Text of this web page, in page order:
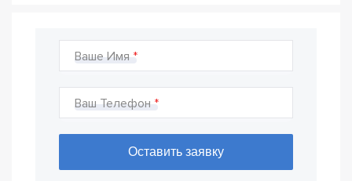
Ваше Имя
Ваш Телефон